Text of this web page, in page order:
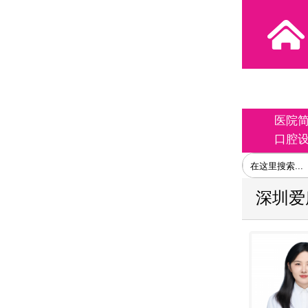
医院
口腔
深圳